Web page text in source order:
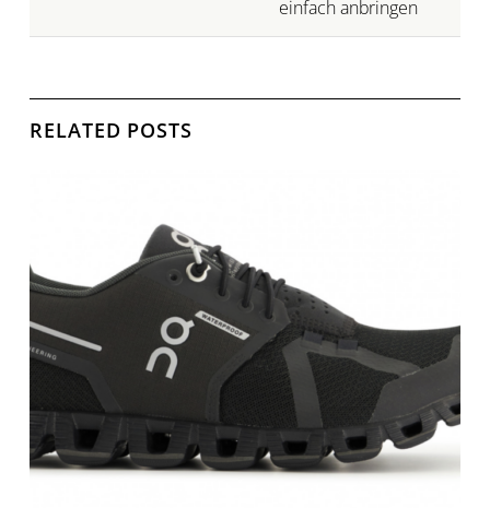
einfach anbringen
RELATED POSTS